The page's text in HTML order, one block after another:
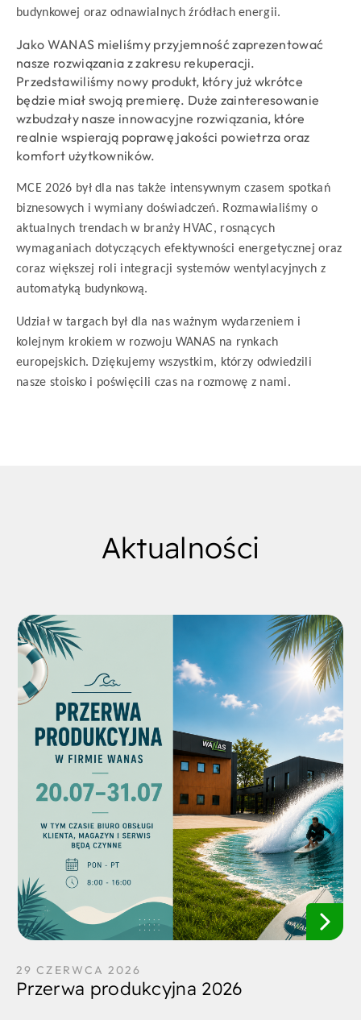
budynkowej oraz odnawialnych źródłach energii.
Jako WANAS mieliśmy przyjemność zaprezentować
nasze rozwiązania z zakresu rekuperacji.
Przedstawiliśmy nowy produkt, który już wkrótce
będzie miał swoją premierę. Duże zainteresowanie
wzbudzały nasze innowacyjne rozwiązania, które
realnie wspierają poprawę jakości powietrza oraz
komfort użytkowników.
MCE 2026 był dla nas także intensywnym czasem spotkań
biznesowych i wymiany doświadczeń. Rozmawialiśmy o
aktualnych trendach w branży HVAC, rosnących
wymaganiach dotyczących efektywności energetycznej oraz
coraz większej roli integracji systemów wentylacyjnych z
automatyką budynkową.
Udział w targach był dla nas ważnym wydarzeniem i
kolejnym krokiem w rozwoju WANAS na rynkach
europejskich. Dziękujemy wszystkim, którzy odwiedzili
nasze stoisko i poświęcili czas na rozmowę z nami.
Aktualności
29 CZERWCA 2026
Przerwa produkcyjna 2026